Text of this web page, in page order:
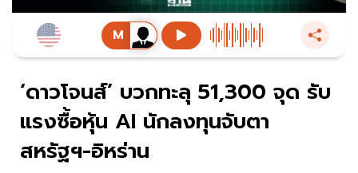
‘ดาวโจนส์’ บวกทะลุ 51,300 จุด รับ
แรงซื้อหุ้น AI นักลงทุนจับตา
สหรัฐฯ-อิหร่าน